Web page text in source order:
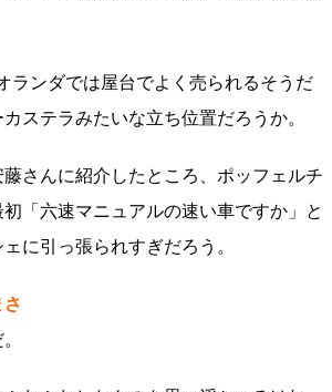
ランダでは屋台でよく売られるそうだ
ステラみたいな立ち位置だろうか。
さんに紹介したところ、ポッフェルチ
「六速マニュアルの速い車ですか」と
に引っ張られすぎだろう。